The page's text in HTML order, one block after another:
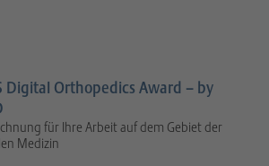
Digital Orthopedics Award – by
für Ihre Arbeit auf dem Gebiet der
Medizin